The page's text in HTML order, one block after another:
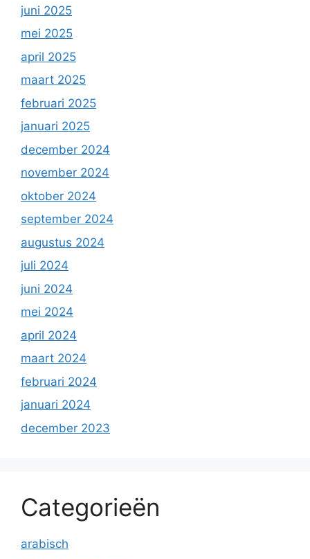
juni 2025
mei 2025
april 2025
maart 2025
februari 2025
januari 2025
december 2024
november 2024
oktober 2024
september 2024
augustus 2024
juli 2024
juni 2024
mei 2024
april 2024
maart 2024
februari 2024
januari 2024
december 2023
Categorieën
arabisch